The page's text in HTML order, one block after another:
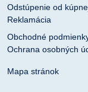
Odstúpenie od
Reklamácia
Obchodné
Ochrana osobných
Mapa stránok